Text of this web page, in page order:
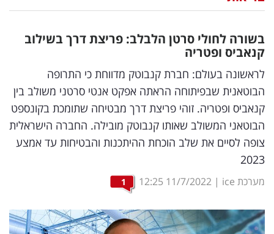
דיגיטל
וטק
שיווק
ופרסום
משפט
מדדים
דעות
בשורה לחולי סרטן הלבלב: פריצת דרך בשילוב
קנאביס ופטריה
לראשונה בעולם: חברת קנבוטק מדווחת כי התרופה
הבוטאנית שבפיתוחה הראתה אפקט אנטי סרטני משולב בין
קנאביס ופטריה. זוהי פריצת דרך מבטיחה שתומכת בקונספט
הבוטאני המשולב שאותו קנבוטק מובילה. החברה הישראלית
צופה לסיים את שלב הוכחת ההיתכנות והבטיחות עד אמצע
2023
מערכת ice |
11/7/2022
12:25
1